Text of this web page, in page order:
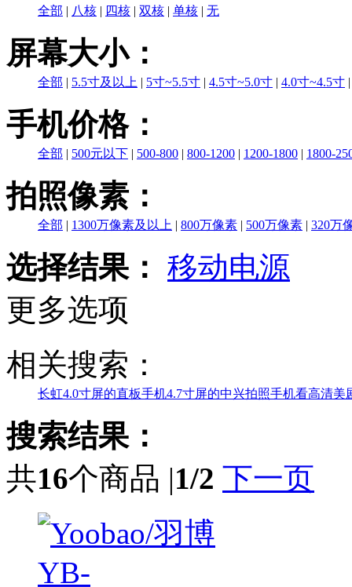
全部 | 八核 | 四核 | 双核 | 单核 | 无
屏幕大小：
全部 | 5.5寸及以上 | 5寸~5.5寸 | 4.5寸~5.0寸 | 4.0寸~4.5寸
手机价格：
全部 | 500元以下 | 500-800 | 800-1200 | 1200-1800 | 1800-
拍照像素：
全部 | 1300万像素及以上 | 800万像素 | 500万像素 | 320万
选择结果： 移动电源
更多选项
相关搜索：
长虹4.0寸屏的直板手机4.7寸屏的中兴拍照手机看高清美
搜索结果：
共16个商品 |1/2 下一页